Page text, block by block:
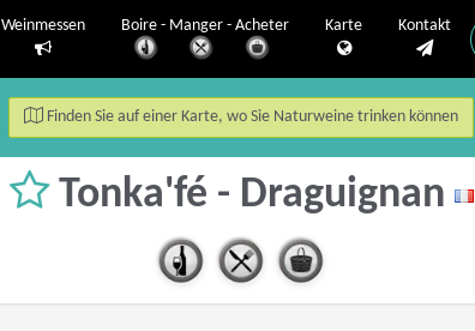
Weinmessen Boire - Manger - Acheter Karte Kontakt
Finden Sie auf einer Karte, wo Sie Naturweine trinken können
Tonka'fé - Draguignan